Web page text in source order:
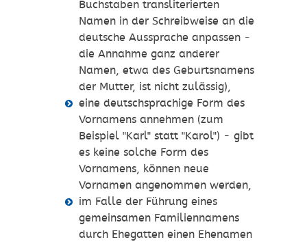
Buchstaben transliterierten
Namen in der Schreibweise an die
deutsche Aussprache anpassen -
die Annahme ganz anderer
Namen, etwa des Geburtsnamens
der Mutter, ist nicht zulässig),
eine deutschsprachige Form des
Vornamens annehmen(zum
Beispiel "Karl" statt "Karol") - gibt
es keine solche Form des
Vornamens, können neue
Vornamen angenommen werden,
im Falle der Führung eines
gemeinsamen Familiennamens
durch Ehegatten einen Ehenamen